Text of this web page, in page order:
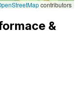
contributors
&